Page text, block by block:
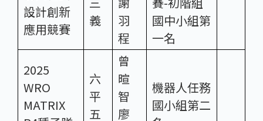
設計創新
應用競賽
義
羽
程
國中小組第
一名
2025
WRO
MATRIX
六
平
五
曾
暄
智
廖
機器人任務
國小組第二